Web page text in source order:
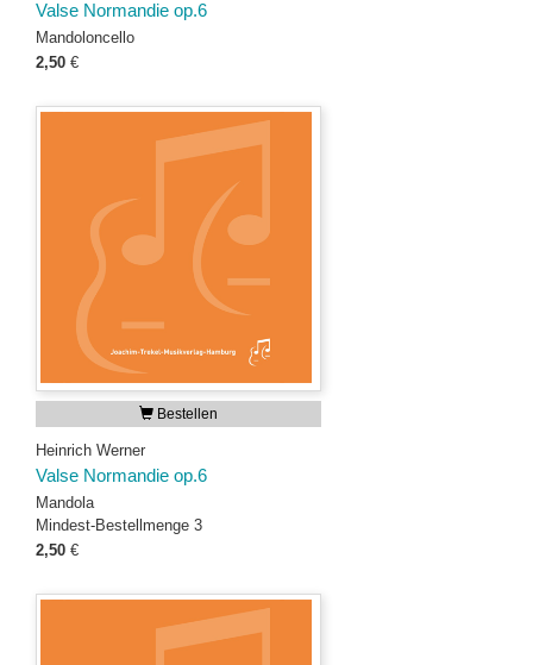
Valse Normandie op.6
Mandoloncello
2,50 €
Bestellen
Heinrich Werner
Valse Normandie op.6
Mandola
Mindest-Bestellmenge 3
2,50 €